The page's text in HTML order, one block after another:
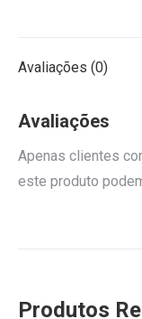
Avaliações (0)
Avaliações
Apenas clientes
este produto
Produtos